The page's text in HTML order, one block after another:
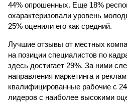
44% опрошенных. Еще 18%
охарактеризовали уровень
25% оценили его как средний.
Лучшие отзывы от местных
на позиции специалистов по
здесь достигает 29%. За ними
направления маркетинга и
квалифицированные рабочие с
лидеров с наиболее высокими